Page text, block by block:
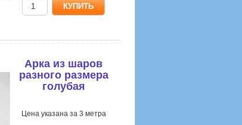
Арка из шаров
разного размера
голубая
Цена указана за 3 метра